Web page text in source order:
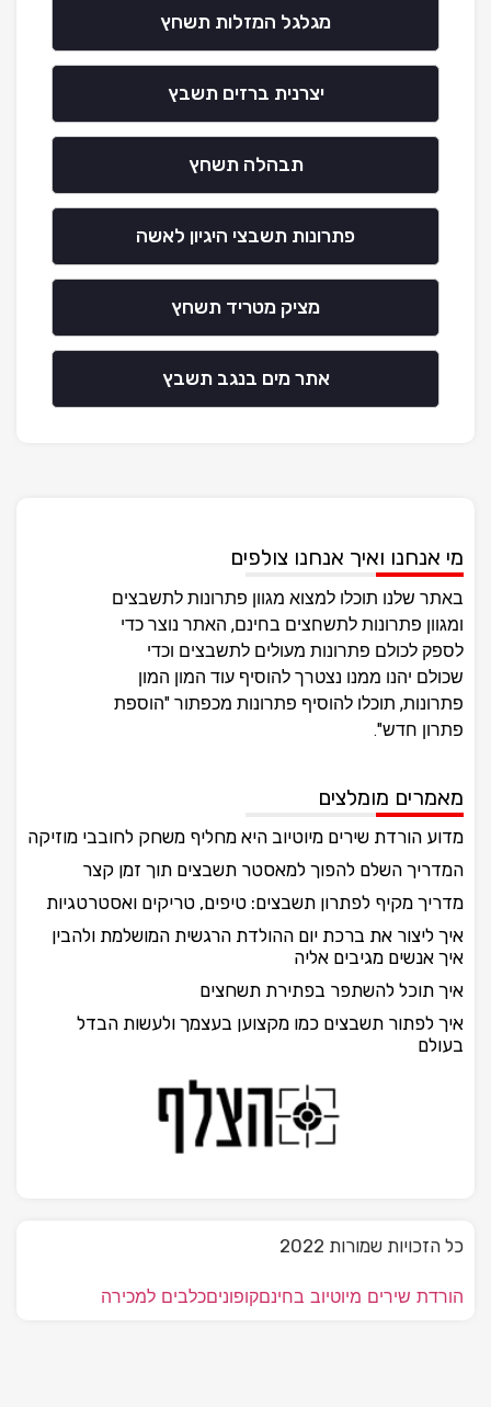
מגלגל המזלות תשחץ
יצרנית ברזים תשבץ
תבהלה תשחץ
פתרונות תשבצי היגיון לאשה
מציק מטריד תשחץ
אתר מים בנגב תשבץ
מי אנחנו ואיך אנחנו צולפים
באתר שלנו תוכלו למצוא מגוון פתרונות לתשבצים
ומגוון פתרונות לתשחצים בחינם, האתר נוצר כדי
לספק לכולם פתרונות מעולים לתשבצים וכדי
שכולם יהנו ממנו נצטרך להוסיף עוד המון המון
פתרונות, תוכלו להוסיף פתרונות מכפתור "הוספת
פתרון חדש".
מאמרים מומלצים
מדוע הורדת שירים מיוטיוב היא מחליף משחק לחובבי מוזיקה
המדריך השלם להפוך למאסטר תשבצים תוך זמן קצר
מדריך מקיף לפתרון תשבצים: טיפים, טריקים ואסטרטגיות
איך ליצור את ברכת יום ההולדת הרגשית המושלמת ולהבין
איך אנשים מגיבים אליה
איך תוכל להשתפר בפתירת תשחצים
איך לפתור תשבצים כמו מקצוען בעצמך ולעשות הבדל
בעולם
כל הזכויות שמורות 2022
הורדת שירים מיוטיוב בחינםקופוניםכלבים למכירה